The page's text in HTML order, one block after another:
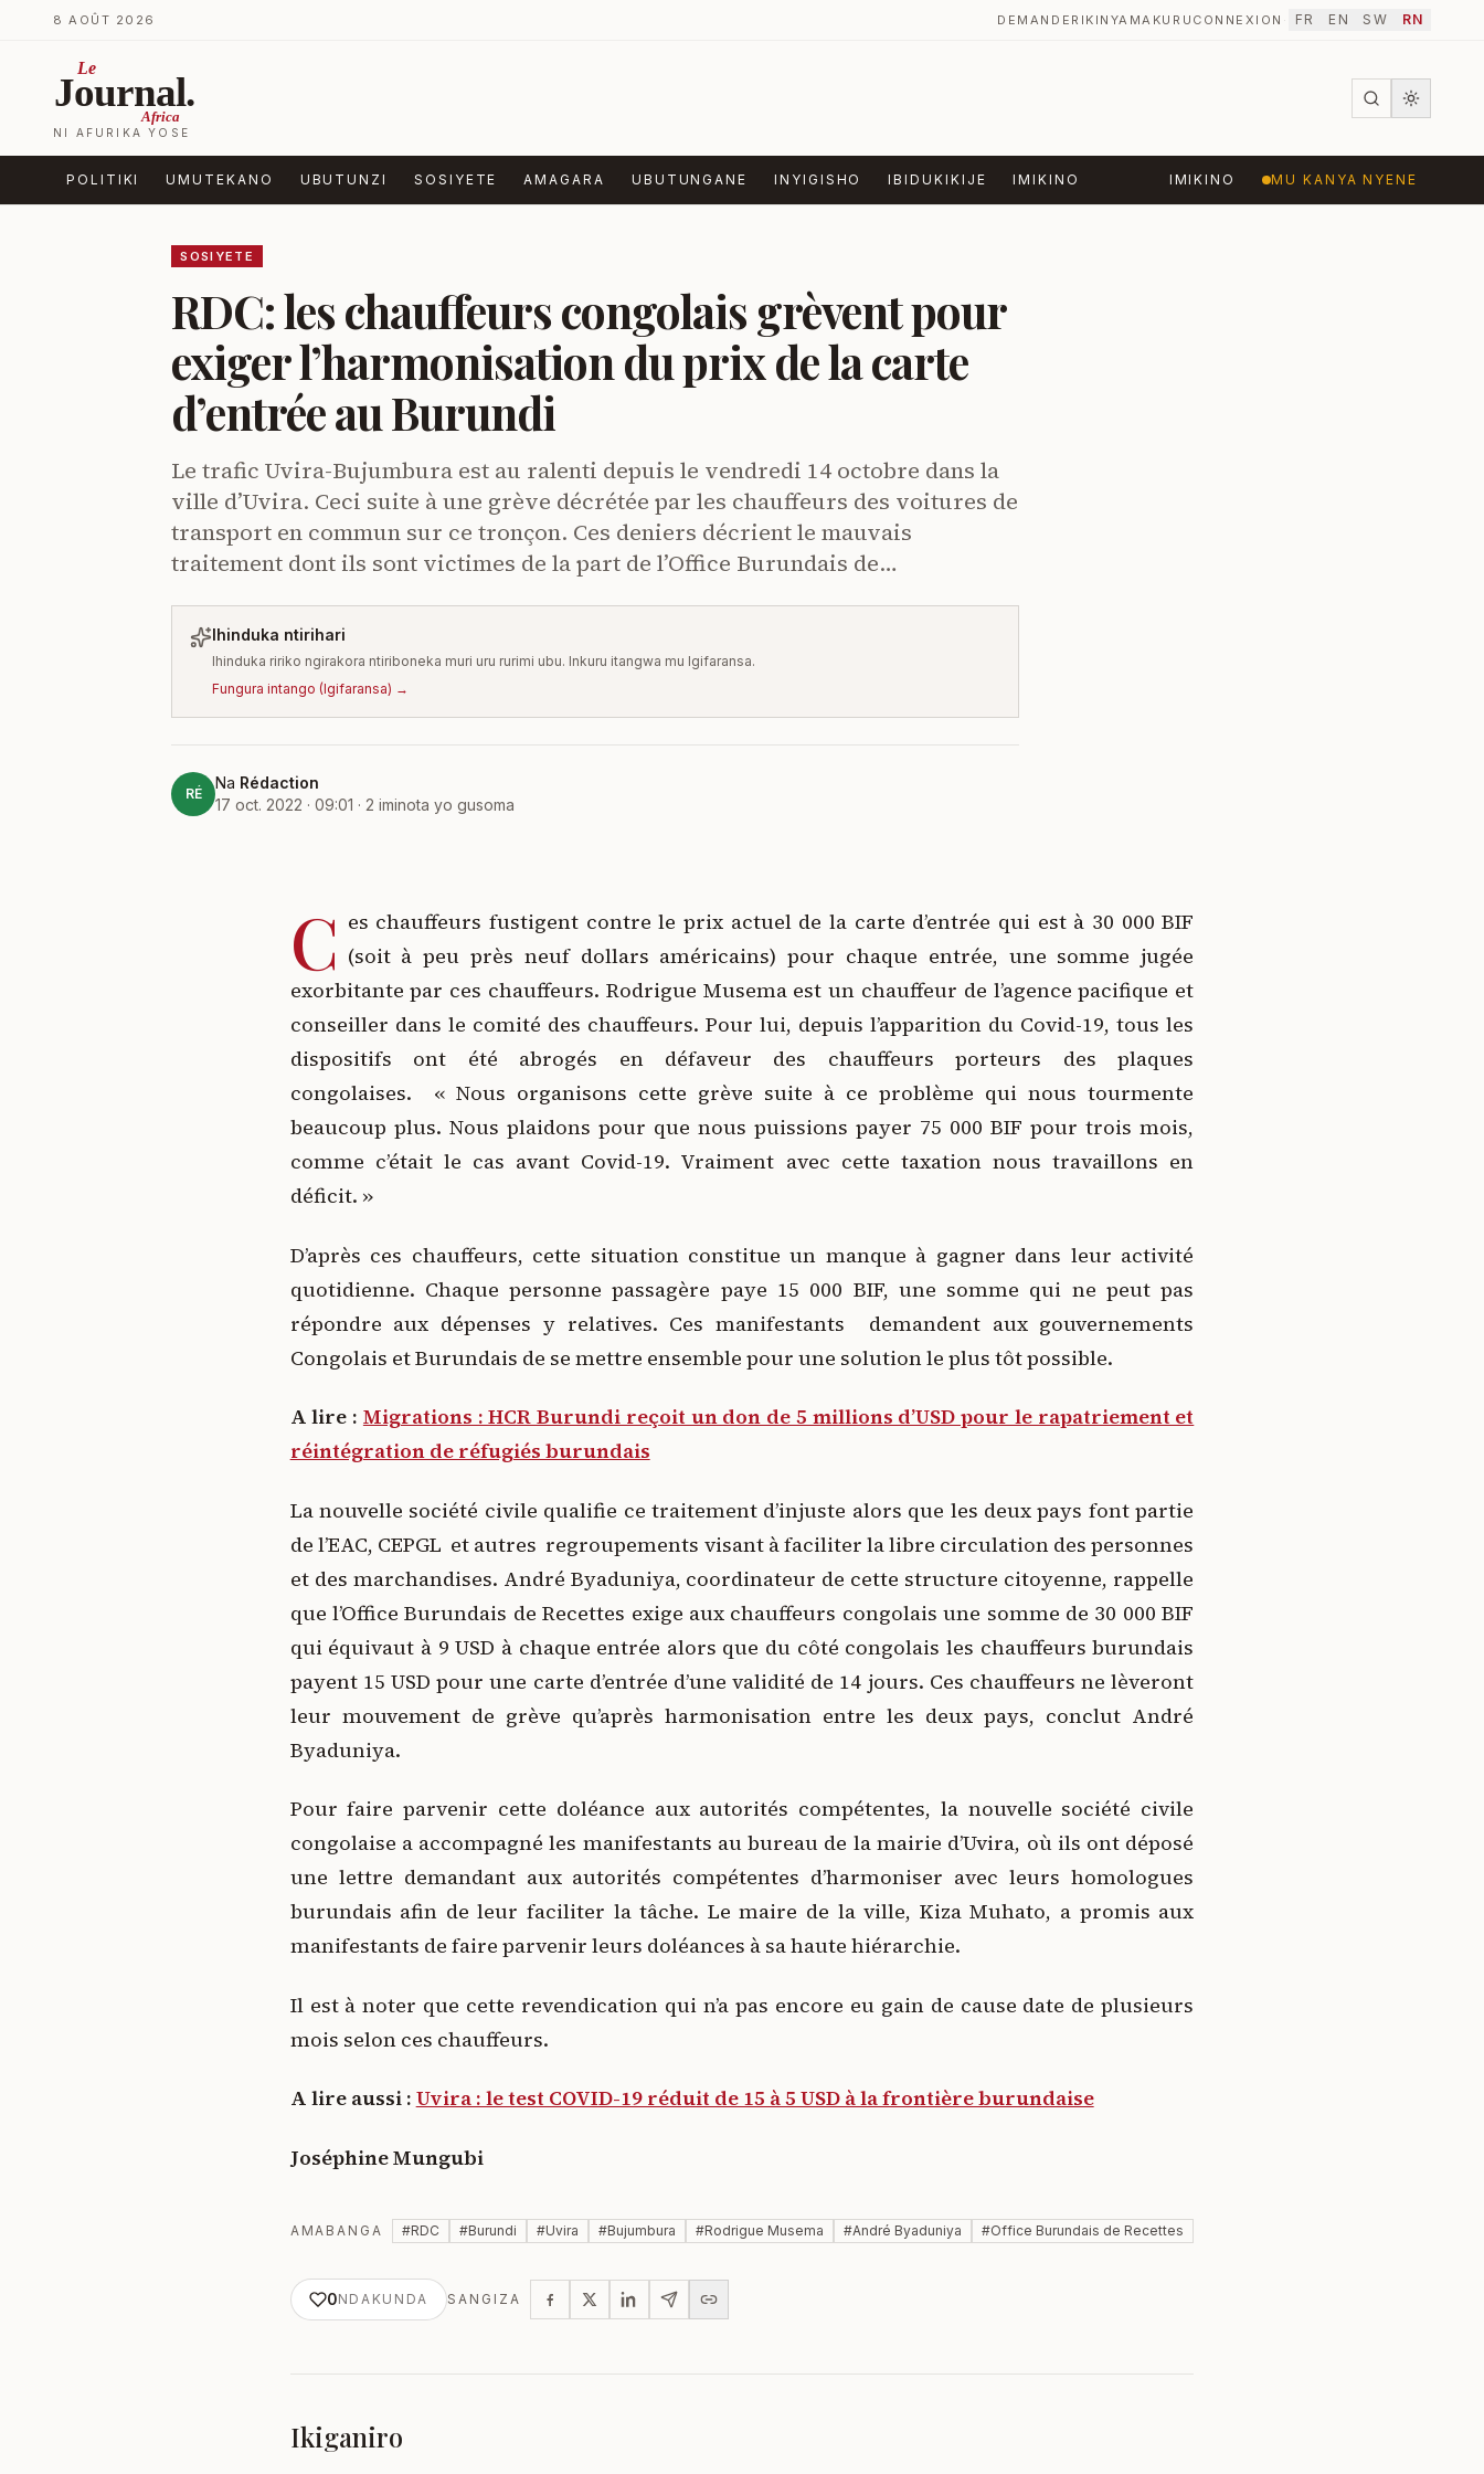
Ja ku biri muri urupapuro
8 AOÛT 2026 DEMANDER IKINYAMAKURU CONNEXION · FR EN SW RN
Le
Journal.
Africa
NI AFURIKA YOSE
POLITIKI UMUTEKANO UBUTUNZI SOSIYETE AMAGARA UBUTUNGANE INYIGISHO IBIDUKIKIJE IMIKINO IMIKINO MU KANYA NYENE
SOSIYETE
RDC: les chauffeurs congolais grèvent pour
exiger l’harmonisation du prix de la carte
d’entrée au Burundi
Le trafic Uvira-Bujumbura est au ralenti depuis le vendredi 14 octobre dans la
ville d’Uvira. Ceci suite à une grève décrétée par les chauffeurs des voitures de
transport en commun sur ce tronçon. Ces deniers décrient le mauvais
traitement dont ils sont victimes de la part de l’Office Burundais de…
Ihinduka ntirihari
Ihinduka ririko ngirakora ntiriboneka muri uru rurimi ubu. Inkuru itangwa mu Igifaransa.
Fungura intango (Igifaransa) →
RÉ
Na Rédaction
17 oct. 2022 · 09:01 · 2 iminota yo gusoma
C es chauffeurs fustigent contre le prix actuel de la carte d’entrée qui est à 30 000 BIF
(soit à peu près neuf dollars américains) pour chaque entrée, une somme jugée
exorbitante par ces chauffeurs. Rodrigue Musema est un chauffeur de l’agence pacifique et
conseiller dans le comité des chauffeurs. Pour lui, depuis l’apparition du Covid-19, tous les
dispositifs ont été abrogés en défaveur des chauffeurs porteurs des plaques
congolaises. « Nous organisons cette grève suite à ce problème qui nous tourmente
beaucoup plus. Nous plaidons pour que nous puissions payer 75 000 BIF pour trois mois,
comme c’était le cas avant Covid-19. Vraiment avec cette taxation nous travaillons en
déficit. »
D’après ces chauffeurs, cette situation constitue un manque à gagner dans leur activité
quotidienne. Chaque personne passagère paye 15 000 BIF, une somme qui ne peut pas
répondre aux dépenses y relatives. Ces manifestants demandent aux gouvernements
Congolais et Burundais de se mettre ensemble pour une solution le plus tôt possible.
A lire : Migrations : HCR Burundi reçoit un don de 5 millions d’USD pour le rapatriement et
réintégration de réfugiés burundais
La nouvelle société civile qualifie ce traitement d’injuste alors que les deux pays font partie
de l’EAC, CEPGL et autres regroupements visant à faciliter la libre circulation des personnes
et des marchandises. André Byaduniya, coordinateur de cette structure citoyenne, rappelle
que l’Office Burundais de Recettes exige aux chauffeurs congolais une somme de 30 000 BIF
qui équivaut à 9 USD à chaque entrée alors que du côté congolais les chauffeurs burundais
payent 15 USD pour une carte d’entrée d’une validité de 14 jours. Ces chauffeurs ne lèveront
leur mouvement de grève qu’après harmonisation entre les deux pays, conclut André
Byaduniya.
Pour faire parvenir cette doléance aux autorités compétentes, la nouvelle société civile
congolaise a accompagné les manifestants au bureau de la mairie d’Uvira, où ils ont déposé
une lettre demandant aux autorités compétentes d’harmoniser avec leurs homologues
burundais afin de leur faciliter la tâche. Le maire de la ville, Kiza Muhato, a promis aux
manifestants de faire parvenir leurs doléances à sa haute hiérarchie.
Il est à noter que cette revendication qui n’a pas encore eu gain de cause date de plusieurs
mois selon ces chauffeurs.
A lire aussi : Uvira : le test COVID-19 réduit de 15 à 5 USD à la frontière burundaise
Joséphine Mungubi
AMABANGA #RDC #Burundi #Uvira #Bujumbura #Rodrigue Musema #André Byaduniya #Office Burundais de Recettes
0NDAKUNDA SANGIZA
Ikiganiro